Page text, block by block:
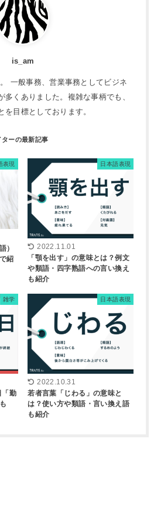
is_am
一般事務、営業事務としてビジネ
多くありました。複雑な事柄でも、
目標としております。
表現
）
紹
日本語表現
2022.11.01
「顎を出す」の意味とは？例文
や類語・四字熟語への言い換え
も紹介
雑学
「勤
日本語表現
2022.10.31
若者言葉「じわる」の意味と
は？使い方や類語・言い換え語
も紹介